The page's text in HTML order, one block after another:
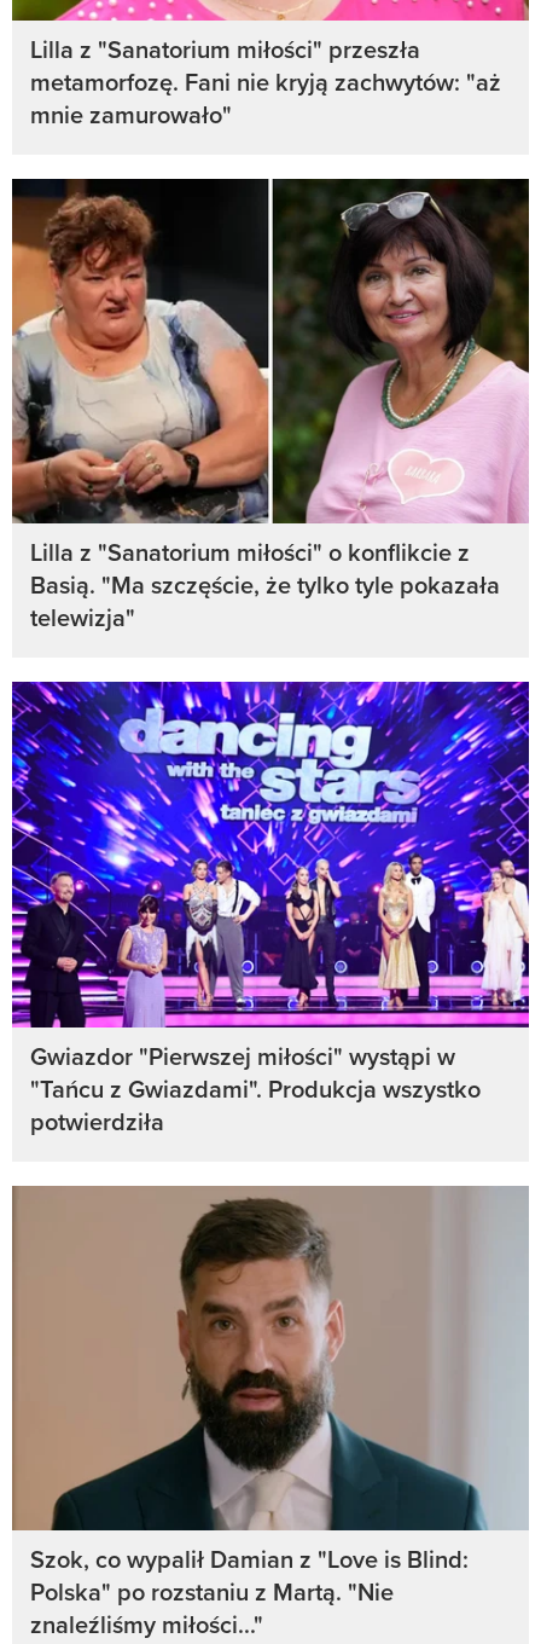
Lilla z "Sanatorium miłości" przeszła
metamorfozę. Fani nie kryją zachwytów: "aż
mnie zamurowało"
Lilla z "Sanatorium miłości" o konflikcie z
Basią. "Ma szczęście, że tylko tyle pokazała
telewizja"
Gwiazdor "Pierwszej miłości" wystąpi w
"Tańcu z Gwiazdami". Produkcja wszystko
potwierdziła
Szok, co wypalił Damian z "Love is Blind:
Polska" po rozstaniu z Martą. "Nie
znaleźliśmy miłości..."